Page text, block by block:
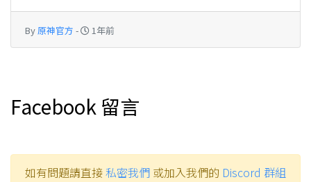
By原神官方 - 1年前
Facebook 留言
如有問題請直接私密我們 或加入我們的 Discord 群組